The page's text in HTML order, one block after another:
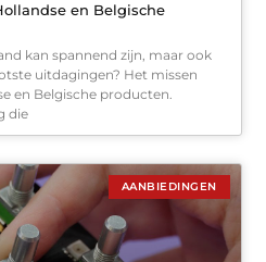
en Belgische
kan spannend zijn, maar ook
uitdagingen? Het missen
en Belgische producten.
die
AANBIEDINGEN